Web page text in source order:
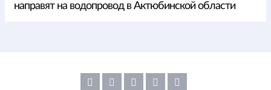
направят на водопровод в Актюбинской области